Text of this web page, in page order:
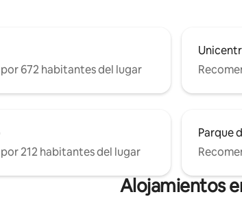
672 habitantes del lugar
212 habitantes del lugar
Parque
Alojamientos